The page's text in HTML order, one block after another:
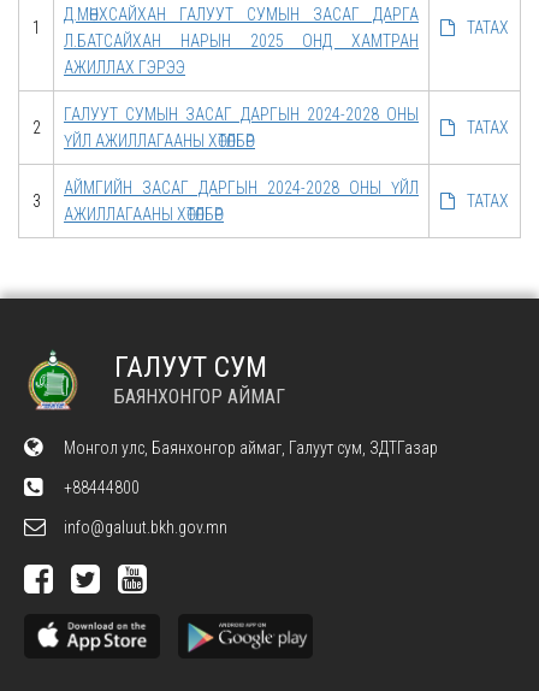
1
Д.МӨНХСАЙХАН ГАЛУУТ СУМЫН ЗАСАГ ДАРГА
Л.БАТСАЙХАН НАРЫН 2025 ОНД ХАМТРАН
АЖИЛЛАХ ГЭРЭЭ
ТАТАХ
2
ГАЛУУТ СУМЫН ЗАСАГ ДАРГЫН 2024-2028 ОНЫ
ҮЙЛ АЖИЛЛАГААНЫ ХӨТӨЛБӨР
ТАТАХ
3
АЙМГИЙН ЗАСАГ ДАРГЫН 2024-2028 ОНЫ ҮЙЛ
АЖИЛЛАГААНЫ ХӨТӨЛБӨР
ТАТАХ
ГАЛУУТ СУМ
БАЯНХОНГОР АЙМАГ
Монгол улс, Баянхонгор аймаг, Галуут сум, ЗДТГазар
+88444800
info@galuut.bkh.gov.mn